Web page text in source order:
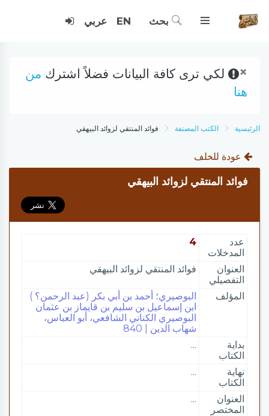
بحث EN عربي
× لكي ترى كافة البيانات فضلاً اشترك من
هنا
الرئيسية الكتب المصنفة فوائد المنتقي لزوائد البيهقي
عودة للخلف
فوائد المنتقي لزوائد البيهقي
عدد
المدخلات
4
العنوان
التفصيلي
فوائد المنتقي لزوائد البيهقي
المؤلف
البوصيري؛ أحمد بن أبي بكر (عبد الرحمن؟ )
ابن إسماعيل بن سليم بن قايماز بن عثمان
البوصيري الكناني الشافعي، أبو العباس،
شهاب الدين | 840
بداية
الكتاب
...
نهاية
الكتاب
...
العنوان
المختصر
...